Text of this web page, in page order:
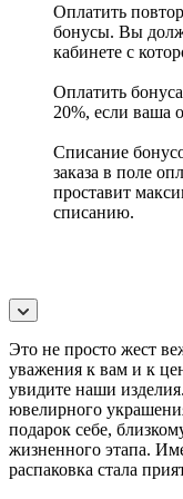
Оплатить
бонусы. Вы
кабинете с
Оплатить
20%, если ваша
Списание
заказа в поле
проставит
списанию.
Это не просто жест
уважения к вам и к
увидите наши
ювелирного
подарок себе,
жизненного этапа.
распаковка стала